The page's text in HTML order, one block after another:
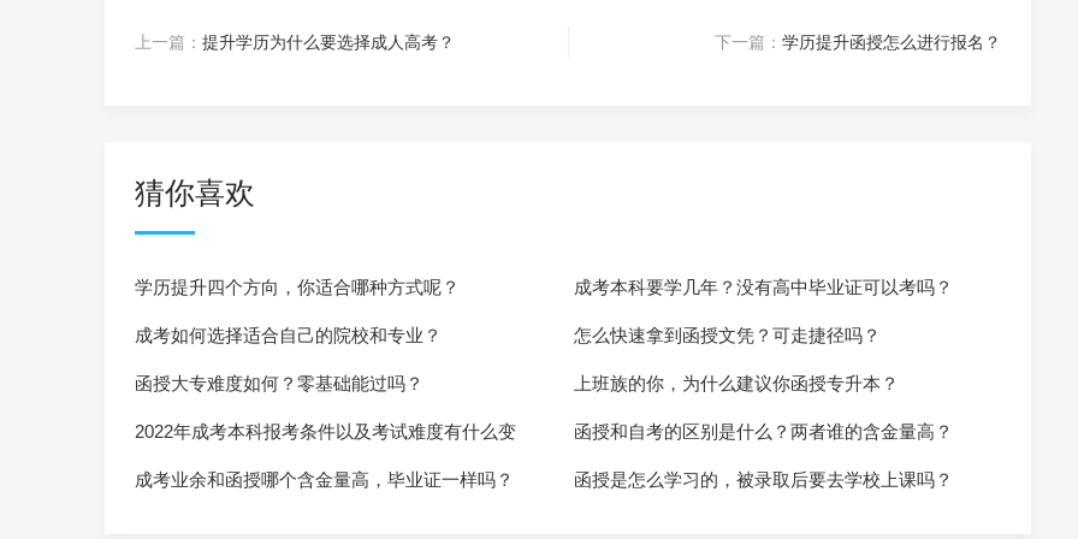
上一篇： 提升学历为什么要选择成人高考？ 下一篇： 学历提升函授怎么进行报名？
猜你喜欢
学历提升四个方向，你适合哪种方式呢？ 成考本科要学几年？没有高中毕业证可以考吗？
成考如何选择适合自己的院校和专业？ 怎么快速拿到函授文凭？可走捷径吗？
函授大专难度如何？零基础能过吗？ 上班族的你，为什么建议你函授专升本？
2022年成考本科报考条件以及考试难度有什么变
化？
函授和自考的区别是什么？两者谁的含金量高？
成考业余和函授哪个含金量高，毕业证一样吗？ 函授是怎么学习的，被录取后要去学校上课吗？